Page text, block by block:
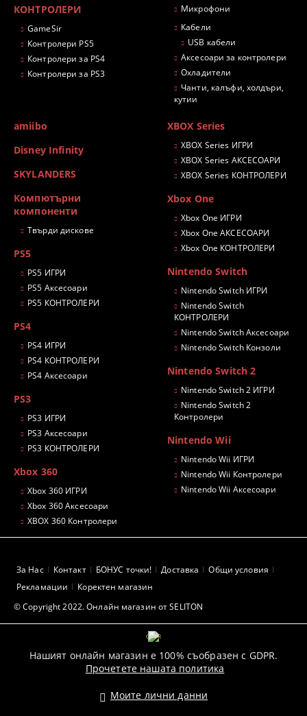
КОНТРОЛЕРИ
GameSir
Контролери PS5
Контролери за PS4
Контролери за PS3
Микрофони
Кабели
USB кабели
Аксесоари за контролери
Охладители
Чанти, калъфи, холдъри,
кутии
amiibo
Disney Infinity
SKYLANDERS
Компютърни
компоненти
Твърди дискове
PS5
PS5 ИГРИ
PS5 Аксесоари
PS5 КОНТРОЛЕРИ
PS4
PS4 ИГРИ
PS4 КОНТРОЛЕРИ
PS4 Аксесоари
PS3
PS3 ИГРИ
PS3 Аксесоари
PS3 КОНТРОЛЕРИ
Xbox 360
Xbox 360 ИГРИ
Xbox 360 Аксесоари
XBOX 360 Контролери
XBOX Series
XBOX Series ИГРИ
XBOX Series АКСЕСОАРИ
XBOX Series КОНТРОЛЕРИ
Xbox One
Xbox One ИГРИ
Xbox One АКСЕСОАРИ
Xbox One КОНТРОЛЕРИ
Nintendo Switch
Nintendo Switch ИГРИ
Nintendo Switch
КОНТРОЛЕРИ
Nintendo Switch Аксесоари
Nintendo Switch Конзоли
Nintendo Switch 2
Nintendo Switch 2 ИГРИ
Nintendo Switch 2
Контролери
Nintendo Wii
Nintendo Wii ИГРИ
Nintendo Wii Контролери
Nintendo Wii Аксесоари
© Copyright 2022. Онлайн магазин от SELITON
За Нас Контакт БОНУС точки! Доставка
Общи условия
Рекламации
Коректен магазин
GDPR
Нашият онлайн магазин е 100% съобразен с GDPR.
Прочетете нашата политика
Моите лични данни